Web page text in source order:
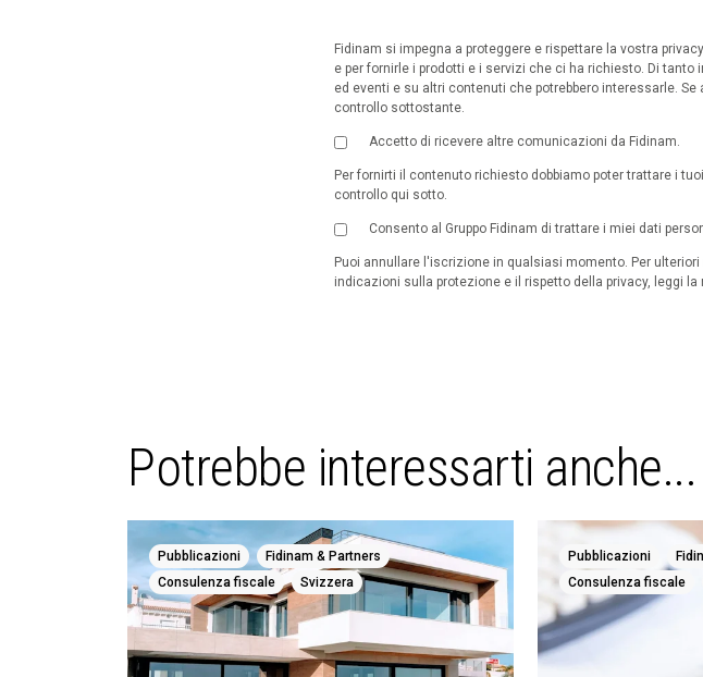
Fidinam si impegna a proteggere e rispettare la vostra
e per fornirle i prodotti e i servizi che ci ha richiesto. Di
ed eventi e su altri contenuti che potrebbero interessarle.
controllo sottostante.
Accetto di ricevere altre comunicazioni da Fidinam.
Per fornirti il contenuto richiesto dobbiamo poter trattare i
controllo qui sotto.
Consento al Gruppo Fidinam di trattare i miei dati
Puoi annullare l'iscrizione in qualsiasi momento. Per
indicazioni sulla protezione e il rispetto della privacy, leggi la
Potrebbe interessarti anche...
Pubblicazioni
,
Fidinam & Partners
,
Consulenza fiscale
,
Svizzera
Pubblicazioni
Consulenza fiscale